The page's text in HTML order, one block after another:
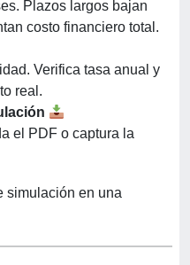
Plazos largos bajan
costo financiero total.
Verifica tasa anual y
real.
el PDF o captura la
simulación en una